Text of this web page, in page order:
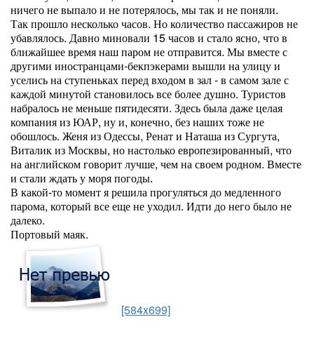
ничего не выпало и не потерялось, мы так и не поняли.
Так прошло несколько часов. Но количество пассажиров не
убавлялось. Давно миновали 15 часов и стало ясно, что в
ближайшее время наш паром не отправится. Мы вместе с
другими иностранцами-бекпэкерами вышли на улицу и
уселись на ступеньках перед входом в зал - в самом зале с
каждой минутой становилось все более душно. Туристов
набралось не меньше пятидесяти. Здесь была даже целая
компания из ЮАР, ну и, конечно, без наших тоже не
обошлось. Женя из Одессы, Ренат и Наташа из Сургута,
Виталик из Москвы, но настолько европезированный, что
на английском говорит лучше, чем на своем родном. Вместе
и стали ждать у моря погоды.
В какой-то момент я решила прогуляться до медленного
парома, который все еще не уходил. Идти до него было не
далеко.
Портовый маяк.
[584x699]